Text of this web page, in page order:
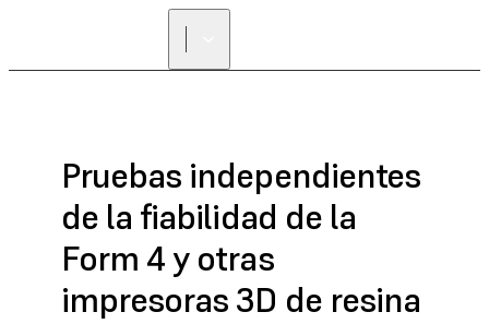
Pruebas independientes
de la fiabilidad de la
Form 4 y otras
impresoras 3D de resina